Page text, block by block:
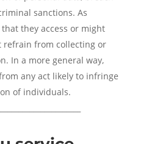
sanctions. As
they access or might
refrain from collecting or
In a more general way,
any act likely to infringe
of individuals.